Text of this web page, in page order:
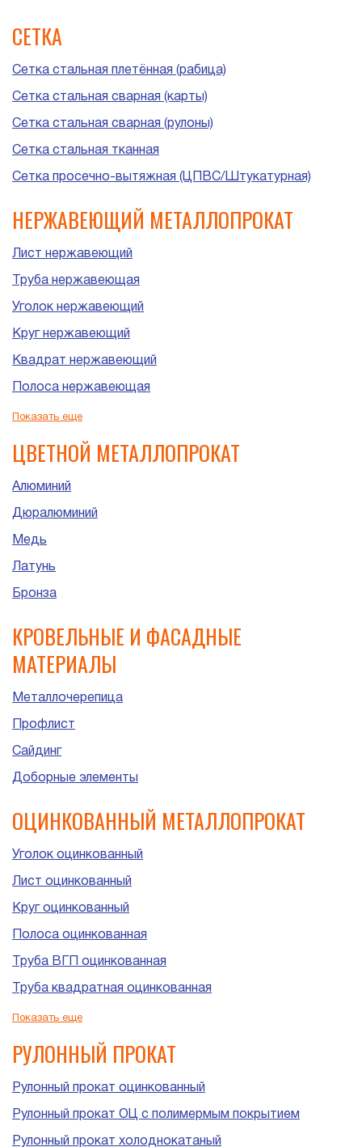
СЕТКА
Сетка стальная плетённая (рабица)
Сетка стальная сварная (карты)
Сетка стальная сварная (рулоны)
Сетка стальная тканная
Сетка просечно-вытяжная (ЦПВС/Штукатурная)
НЕРЖАВЕЮЩИЙ МЕТАЛЛОПРОКАТ
Лист нержавеющий
Труба нержавеющая
Уголок нержавеющий
Круг нержавеющий
Квадрат нержавеющий
Полоса нержавеющая
Шестигранник нержавеющий
Показать еще
ЦВЕТНОЙ МЕТАЛЛОПРОКАТ
Алюминий
Дюралюминий
Медь
Латунь
Бронза
КРОВЕЛЬНЫЕ И ФАСАДНЫЕ
МАТЕРИАЛЫ
Металлочерепица
Профлист
Сайдинг
Доборные элементы
ОЦИНКОВАННЫЙ МЕТАЛЛОПРОКАТ
Уголок оцинкованный
Лист оцинкованный
Круг оцинкованный
Полоса оцинкованная
Труба ВГП оцинкованная
Труба квадратная оцинкованная
Труба прямоугольная оцинкованная
Труба ЭСВ оцинкованная
Показать еще
РУЛОННЫЙ ПРОКАТ
Рулонный прокат оцинкованный
Рулонный прокат ОЦ с полимермым покрытием
Рулонный прокат холоднокатаный